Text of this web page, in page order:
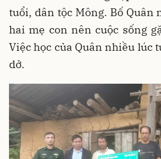
tuổi, dân tộc Mông. Bố Quân
hai mẹ con nên cuộc sống
Việc học của Quân nhiều lúc
dở.